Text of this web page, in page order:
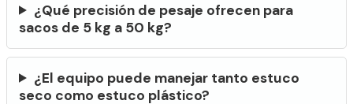
¿Qué precisión de pesaje ofrecen para
sacos de 5 kg a 50 kg?
¿El equipo puede manejar tanto estuco
seco como estuco plástico?